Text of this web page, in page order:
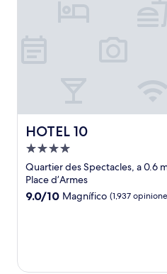
HOTEL 10
HOTEL 10
Propiedad
de
4.0
estrellas
Quartier des Spectacles, a 0.6
Place d’Armes
9.0
9.0/10 Magnífico (1,937